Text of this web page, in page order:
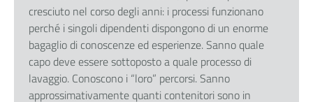
cresciuto nel corso degli anni: i processi funzionano
perché i singoli dipendenti dispongono di un enorme
bagaglio di conoscenze ed esperienze. Sanno quale
capo deve essere sottoposto a quale processo di
lavaggio. Conoscono i “loro” percorsi. Sanno
approssimativamente quanti contenitori sono in